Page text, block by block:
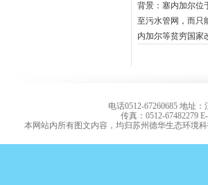
背景：塞内加尔位
至污水管网，而只
内加尔等贫穷国家
电话0512-67260685 地址
传真：0512-67482279
本网站内所有图文内容，均归苏州德华生态环境科